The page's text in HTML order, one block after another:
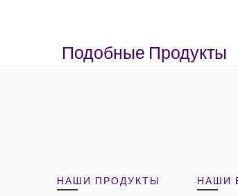
Подобные Продукты
НАШИ ПРОДУКТЫ НАШИ